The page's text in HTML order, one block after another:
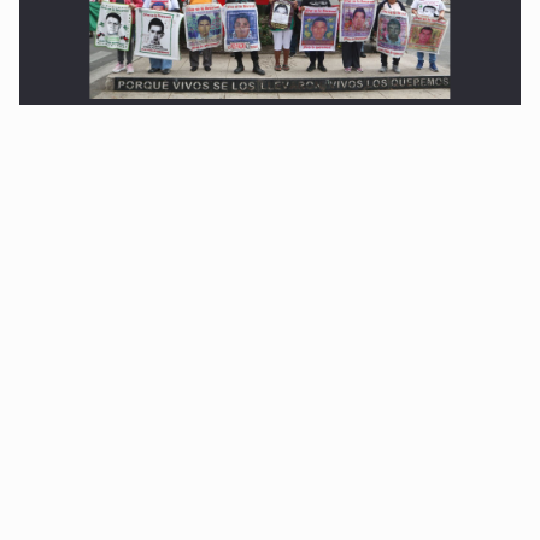
Ayotzinapa: A casi 12 años, entre juicios a
exfuncionarios y la fuga de Tomás Zerón